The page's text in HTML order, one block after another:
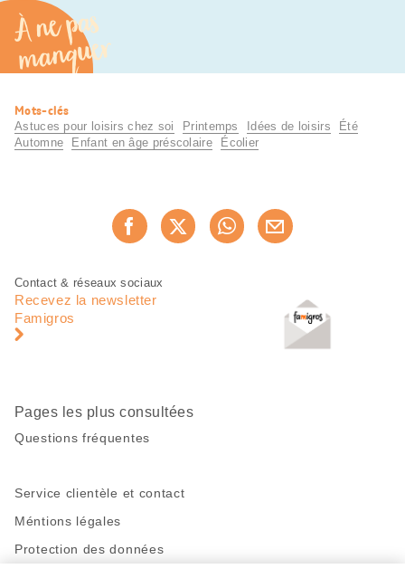
À ne pas
manquer
Informations
utiles
Mots-clés
Astuces pour loisirs chez soi Printemps Idées de loisirs
Été
Automne
Enfant en âge préscolaire Écolier
Recommander maintenant
Pied
page
Navigation
pied
Contact & réseaux sociaux
Recevez la newsletter
Famigros
Pages les plus consultées
Questions fréquentes
Service clientèle et contact
Méntions légales
Protection des données